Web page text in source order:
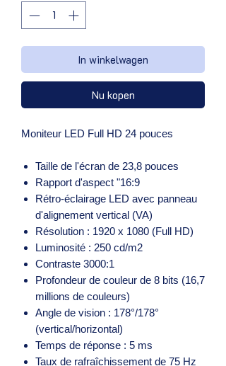
In winkelwagen
Nu kopen
Moniteur LED Full HD 24 pouces
Taille de l'écran de 23,8 pouces
Rapport d'aspect "16:9
Rétro-éclairage LED avec panneau
d'alignement vertical (VA)
Résolution : 1920 x 1080 (Full HD)
Luminosité : 250 cd/m2
Contraste 3000:1
Profondeur de couleur de 8 bits (16,7
millions de couleurs)
Angle de vision : 178°/178°
(vertical/horizontal)
Temps de réponse : 5 ms
Taux de rafraîchissement de 75 Hz